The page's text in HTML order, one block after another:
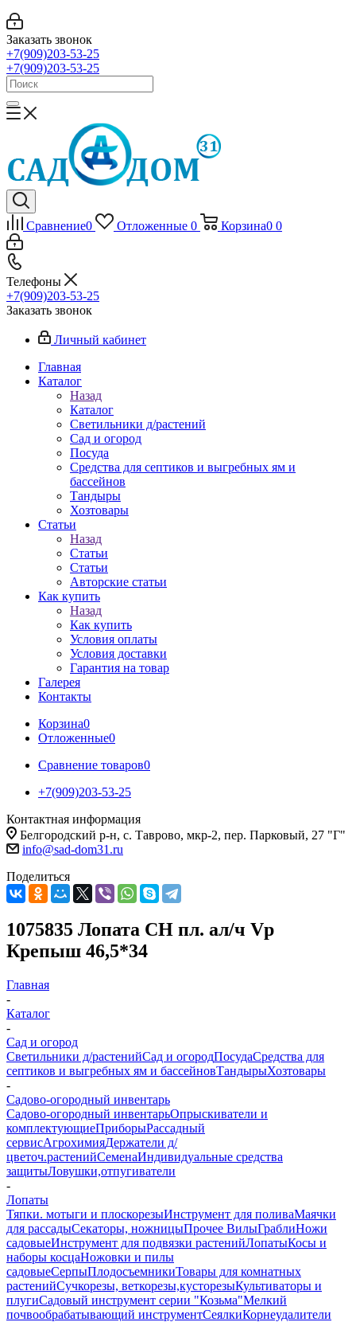
Заказать звонок
+7(909)203-53-25
+7(909)203-53-25
Сравнение0 Отложенные 0 Корзина0 0
Телефоны
+7(909)203-53-25
Заказать звонок
Личный кабинет
Главная
Каталог
Назад
Каталог
Светильники д/растений
Сад и огород
Посуда
Средства для септиков и выгребных ям и
бассейнов
Тандыры
Хозтовары
Статьи
Назад
Статьи
Статьи
Авторские статьи
Как купить
Назад
Как купить
Условия оплаты
Условия доставки
Гарантия на товар
Галерея
Контакты
Корзина0
Отложенные0
Сравнение товаров0
+7(909)203-53-25
Контактная информация
Белгородский р-н, с. Таврово, мкр-2, пер. Парковый, 27 "Г"
info@sad-dom31.ru
Поделиться
1075835 Лопата СН пл. ал/ч Vр
Крепыш 46,5*34
Главная
-
Каталог
-
Сад и огород
Светильники д/растенийСад и огородПосудаСредства для
септиков и выгребных ям и бассейновТандырыХозтовары
-
Садово-огородный инвентарь
Садово-огородный инвентарьОпрыскиватели и
комплектующиеПриборыРассадный
сервисАгрохимияДержатели д/
цветоч.растенийСеменаИндивидуальные средства
защитыЛовушки,отпугиватели
-
Лопаты
Тяпки. мотыги и плоскорезыИнструмент для поливаМаячки
для рассадыСекаторы, ножницыПрочее ВилыГраблиНожи
садовыеИнструмент для подвязки растенийЛопатыКосы и
наборы косцаНожовки и пилы
садовыеСерпыПлодосъемникиТовары для комнатных
растенийСучкорезы, веткорезы,кусторезыКультиваторы и
плугиСадовый инструмент серии "Козьма"Мелкий
почвообрабатывающий инструментСеялкиКорнеудалители